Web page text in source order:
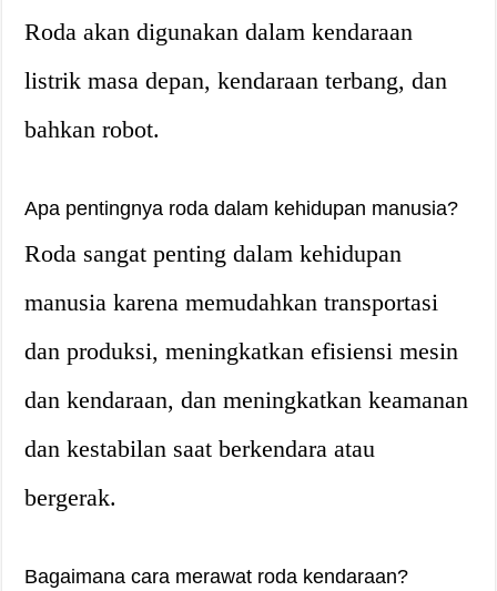
Roda akan digunakan dalam kendaraan
listrik masa depan, kendaraan terbang, dan
bahkan robot.
Apa pentingnya roda dalam kehidupan manusia?
Roda sangat penting dalam kehidupan
manusia karena memudahkan transportasi
dan produksi, meningkatkan efisiensi mesin
dan kendaraan, dan meningkatkan keamanan
dan kestabilan saat berkendara atau
bergerak.
Bagaimana cara merawat roda kendaraan?